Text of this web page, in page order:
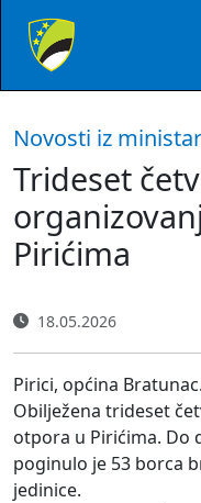
Novosti iz
Trideset
Pirićima
18.05.2026
Pirici, općina Bratunac.
Obilježena trideset
otpora u Pirićima. Do
poginulo je 53 borca
jedinice.